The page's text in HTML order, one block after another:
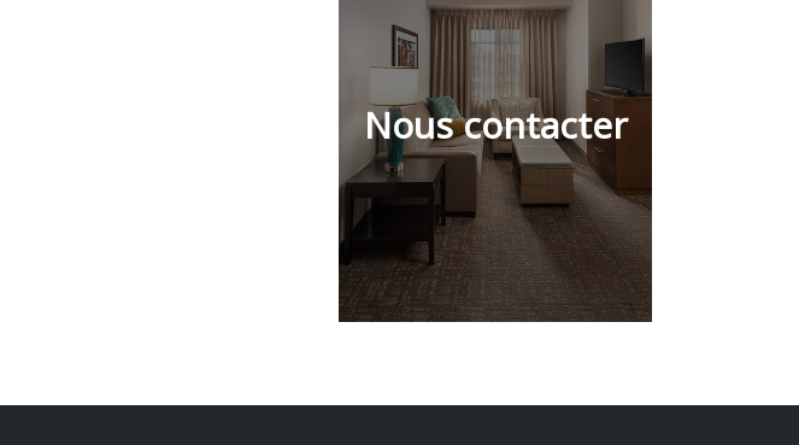
Nous contacter